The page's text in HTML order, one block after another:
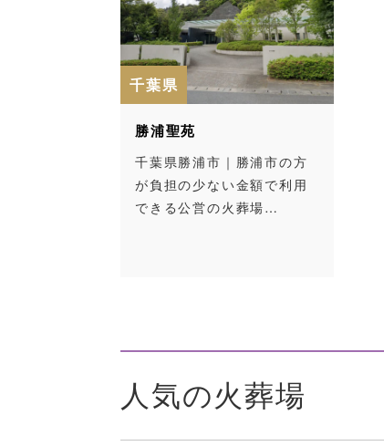
千葉県
勝浦聖苑
千葉県勝浦市｜勝浦市の方
が負担の少ない金額で利用
できる公営の火葬場…
人気の火葬場